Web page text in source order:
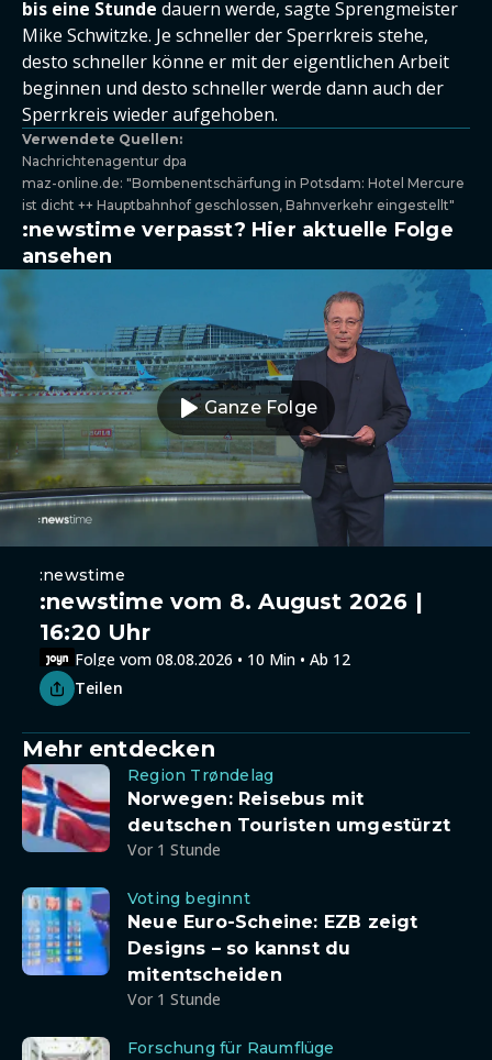
bis eine Stunde dauern werde, sagte Sprengmeister
Mike Schwitzke. Je schneller der Sperrkreis stehe,
desto schneller könne er mit der eigentlichen Arbeit
beginnen und desto schneller werde dann auch der
Sperrkreis wieder aufgehoben.
Verwendete Quellen:
Nachrichtenagentur dpa
maz-online.de: "Bombenentschärfung in Potsdam: Hotel Mercure
ist dicht ++ Hauptbahnhof geschlossen, Bahnverkehr eingestellt"
:newstime verpasst? Hier aktuelle Folge
ansehen
Ganze Folge
:newstime
:newstime vom 8. August 2026 |
16:20 Uhr
Folge vom 08.08.2026 • 10 Min • Ab 12
Teilen
Mehr entdecken
Region Trøndelag
Norwegen: Reisebus mit
deutschen Touristen umgestürzt
Vor 1 Stunde
Voting beginnt
Neue Euro-Scheine: EZB zeigt
Designs – so kannst du
mitentscheiden
Vor 1 Stunde
Forschung für Raumflüge